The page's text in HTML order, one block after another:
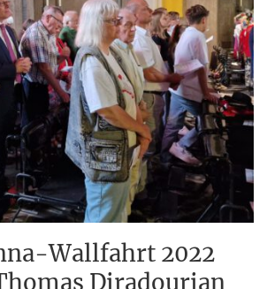
Wallfahrt 2022
Diradourian